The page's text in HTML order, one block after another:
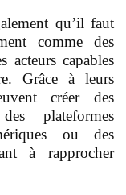
qu’il faut
comme des
acteurs capables
Grâce à leurs
créer des
plateformes
ou des
à rapprocher